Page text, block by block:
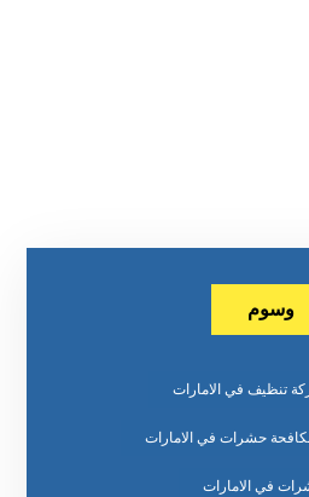
وسوم
تنظيف في الامارات
حشرات في الامارات
في الامارات